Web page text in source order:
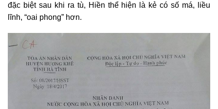
đặc biệt sau khi ra tù, Hiền thể hiện là kẻ có số má, liều
lĩnh, “oai phong” hơn.